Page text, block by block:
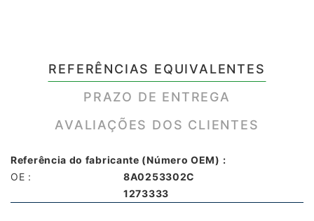
REFERÊNCIAS EQUIVALENTES
PRAZO DE ENTREGA
AVALIAÇÕES DOS CLIENTES
Referência do fabricante (Número OEM) :
OE :
8A0253302C
1273333